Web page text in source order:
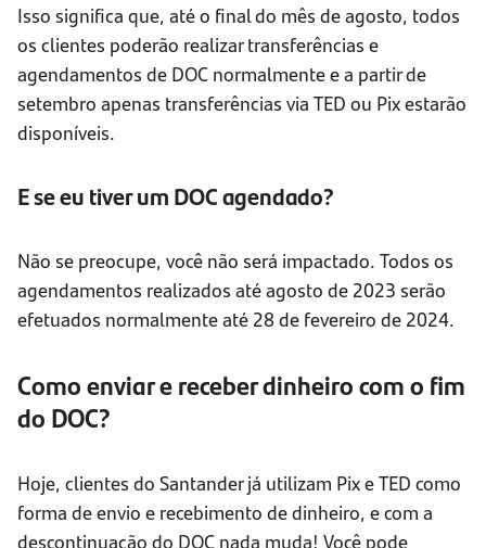
Isso significa que, até o final do mês de agosto, todos
os clientes poderão realizar transferências e
agendamentos de DOC normalmente e a partir de
setembro apenas transferências via TED ou Pix estarão
disponíveis.
E se eu tiver um DOC agendado?
Não se preocupe, você não será impactado. Todos os
agendamentos realizados até agosto de 2023 serão
efetuados normalmente até 28 de fevereiro de 2024.
Como enviar e receber dinheiro com o fim
do DOC?
Hoje, clientes do Santander já utilizam Pix e TED como
forma de envio e recebimento de dinheiro, e com a
descontinuação do DOC nada muda! Você pode